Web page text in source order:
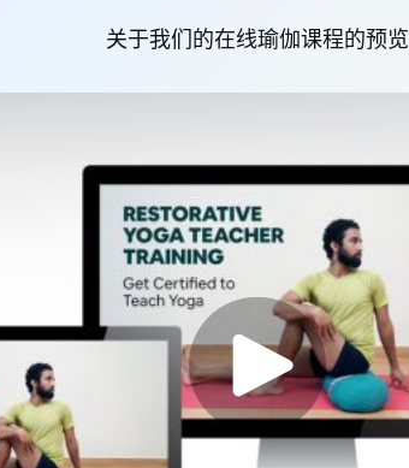
关于我们的在线瑜伽课程的预览